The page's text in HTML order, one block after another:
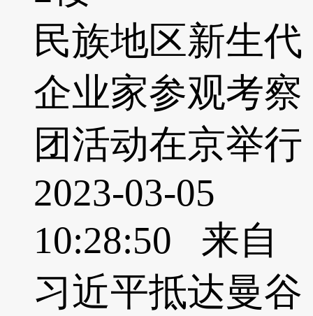
民族地区新生代
企业家参观考察
团活动在京举行
2023-03-05
10:28:50 来自
习近平抵达曼谷